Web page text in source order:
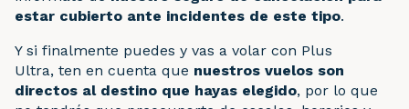
estar cubierto ante incidentes de este tipo.
Y si finalmente puedes y vas a volar con Plus
Ultra, ten en cuenta que nuestros vuelos son
directos al destino que hayas elegido, por lo que